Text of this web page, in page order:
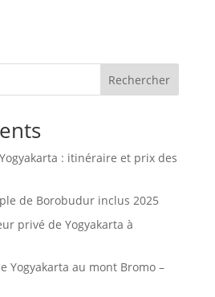
Rechercher
: itinéraire et prix des
de Borobudur inclus 2025
privé de Yogyakarta à
Yogyakarta au mont Bromo –